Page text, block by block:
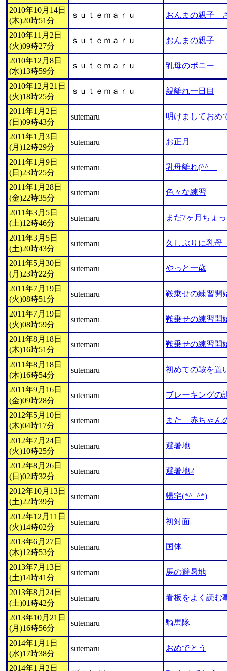
2010年10月14日
(木)20時51分
ｓｕｔｅｍａｒｕ おんまの親子
2010年11月2日
(火)09時27分
ｓｕｔｅｍａｒｕ おんまの親子
2010年12月8日
(水)13時59分
ｓｕｔｅｍａｒｕ 乳母のポニー
2010年12月21日
(火)18時25分
ｓｕｔｅｍａｒｕ 親離れ一日目
2011年1月2日
(日)09時43分
sutemaru 明けましておめ
2011年1月3日
(月)12時29分
sutemaru お正月
2011年1月9日
(日)23時25分
sutemaru 乳母離れ(^^ゞ
2011年1月28日
(金)22時35分
sutemaru 色々な練習
2011年3月5日
(土)12時46分
sutemaru まだ7ヶ月ちょ
2011年3月5日
(土)20時43分
sutemaru 久しぶりに乳母
2011年5月30日
(月)23時22分
sutemaru やっと一歳
2011年7月19日
(火)08時51分
sutemaru 鞍乗せの練習開
2011年7月19日
(火)08時59分
sutemaru 鞍乗せの練習開
2011年8月18日
(木)16時51分
sutemaru 鞍乗せの練習開
2011年8月18日
(木)16時54分
sutemaru 初めての鞍を置
2011年9月16日
(金)09時28分
sutemaru ブレーキングの
2012年5月10日
(木)04時17分
sutemaru また 赤ちゃん
2012年7月24日
(火)10時25分
sutemaru 避暑地
2012年8月26日
(日)02時32分
sutemaru 避暑地2
2012年10月13日
(土)22時39分
sutemaru 帰宅(*^_^*)
2012年12月11日
(火)14時02分
sutemaru 初対面
2013年6月27日
(木)12時53分
sutemaru 国体
2013年7月13日
(土)14時41分
sutemaru 馬の避暑地
2013年8月24日
(土)01時42分
sutemaru 看板をよく読む
2013年10月21日
(月)16時56分
sutemaru 騎馬隊
2014年1月1日
(水)17時38分
sutemaru おめでとう
2014年1月2日